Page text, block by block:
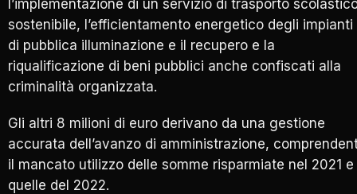
l’implementazione di un servizio di trasporto
sostenibile, l’efficientamento energetico degli impianti
di pubblica illuminazione e il recupero e la
riqualificazione di beni pubblici anche confiscati alla
criminalità organizzata.
Gli altri 8 milioni di euro derivano da una gestione
accurata dell’avanzo di amministrazione,
il mancato utilizzo delle somme risparmiate nel 2021 e
quelle del 2022.